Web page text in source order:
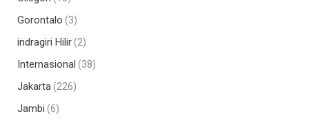
Gorontalo (3)
indragiri Hilir(2)
Internasional (38)
Jakarta(226)
Jambi (6)